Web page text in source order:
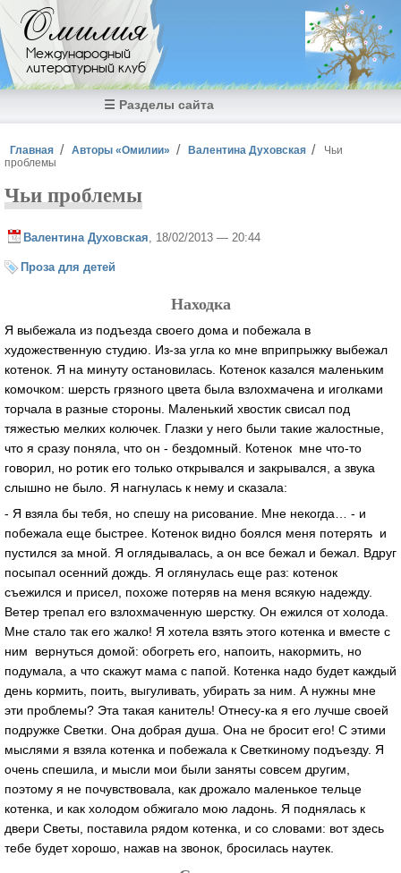
Перейти к основному содержанию
Омилия
Международный
литературный клуб
☰ Разделы сайта
Вы здесь
Главная Авторы «Омилии» Валентина Духовская
Чьи
проблемы
Чьи проблемы
Валентина Духовская , 18/02/2013 — 20:44
Проза для детей
Находка
Я выбежала из подъезда своего дома и побежала в
художественную студию. Из-за угла ко мне вприпрыжку выбежал
котенок. Я на минуту остановилась. Котенок казался маленьким
комочком: шерсть грязного цвета была взлохмачена и иголками
торчала в разные стороны. Маленький хвостик свисал под
тяжестью мелких колючек. Глазки у него были такие жалостные,
что я сразу поняла, что он - бездомный. Котенок мне что-то
говорил, но ротик его только открывался и закрывался, а звука
слышно не было. Я нагнулась к нему и сказала:
- Я взяла бы тебя, но спешу на рисование. Мне некогда… - и
побежала еще быстрее. Котенок видно боялся меня потерять и
пустился за мной. Я оглядывалась, а он все бежал и бежал. Вдруг
посыпал осенний дождь. Я оглянулась еще раз: котенок
съежился и присел, похоже потеряв на меня всякую надежду.
Ветер трепал его взлохмаченную шерстку. Он ежился от холода.
Мне стало так его жалко! Я хотела взять этого котенка и вместе с
ним вернуться домой: обогреть его, напоить, накормить, но
подумала, а что скажут мама с папой. Котенка надо будет каждый
день кормить, поить, выгуливать, убирать за ним. А нужны мне
эти проблемы? Эта такая канитель! Отнесу-ка я его лучше своей
подружке Светки. Она добрая душа. Она не бросит его! С этими
мыслями я взяла котенка и побежала к Светкиному подъезду. Я
очень спешила, и мысли мои были заняты совсем другим,
поэтому я не почувствовала, как дрожало маленькое тельце
котенка, и как холодом обжигало мою ладонь. Я поднялась к
двери Светы, поставила рядом котенка, и со словами: вот здесь
тебе будет хорошо, нажав на звонок, бросилась наутек.